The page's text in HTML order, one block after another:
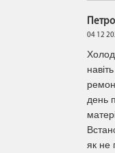
Петро
04 12
день
як не